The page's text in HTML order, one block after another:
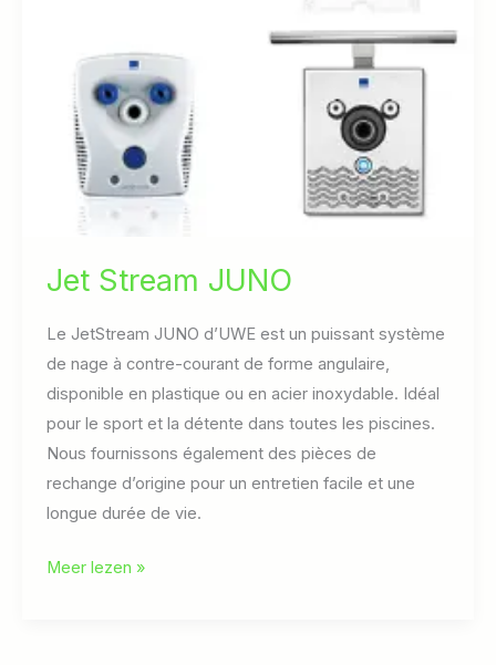
Jet Stream JUNO
Le JetStream JUNO d’UWE est un puissant système
de nage à contre-courant de forme angulaire,
disponible en plastique ou en acier inoxydable. Idéal
pour le sport et la détente dans toutes les piscines.
Nous fournissons également des pièces de
rechange d’origine pour un entretien facile et une
longue durée de vie.
Jet
Meer lezen »